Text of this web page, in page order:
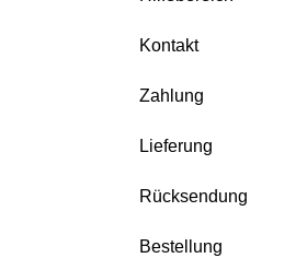
Kontakt
Zahlung
Lieferung
Rücksendung
Bestellung